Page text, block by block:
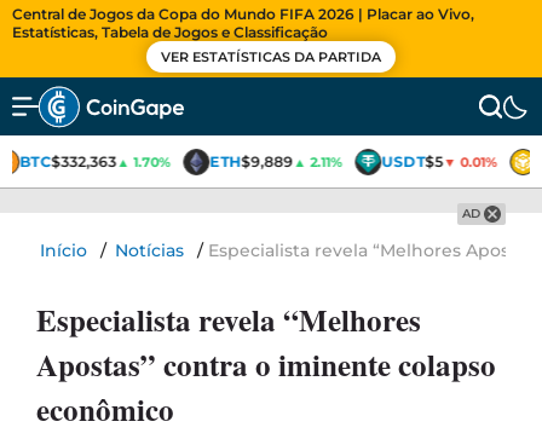
Central de Jogos da Copa do Mundo FIFA 2026 | Placar ao Vivo,
Estatísticas, Tabela de Jogos e Classificação
VER ESTATÍSTICAS DA PARTIDA
BTC$332,363▲ 1.70% ETH$9,889▲ 2.11% USDT$5▼ 0.01%
AD
Início / Notícias / Especialista revela “Melhores
Especialista revela “Melhores
Apostas” contra o iminente colapso
econômico